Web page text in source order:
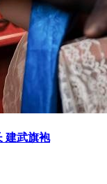
建武旗袍